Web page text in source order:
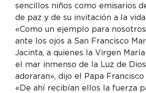
sencillos niños como emisarios
de paz y de su invitación a la
«Como un ejemplo para
ante los ojos a San Francisco
Jacinta, a quienes la Virgen
el mar inmenso de la Luz de
adoraran», dijo el Papa
«De ahí recibían ellos la fuerza